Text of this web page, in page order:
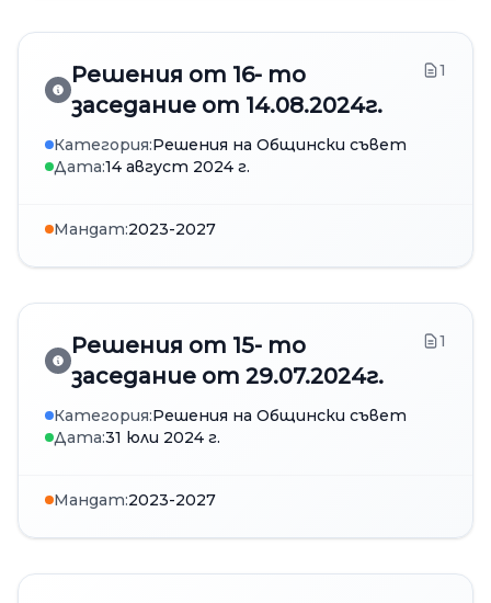
Решения от 16- то
заседание от 14.08.2024г.
1
Категория:Решения на Общински съвет
Дата:14 август 2024 г.
Мандат:2023-2027
Решения от 15- то
заседание от 29.07.2024г.
1
Категория:Решения на Общински съвет
Дата:31 юли 2024 г.
Мандат:2023-2027